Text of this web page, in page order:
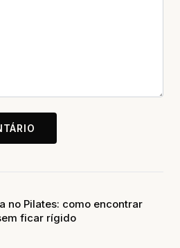
no Pilates: como encontrar
ficar rígido